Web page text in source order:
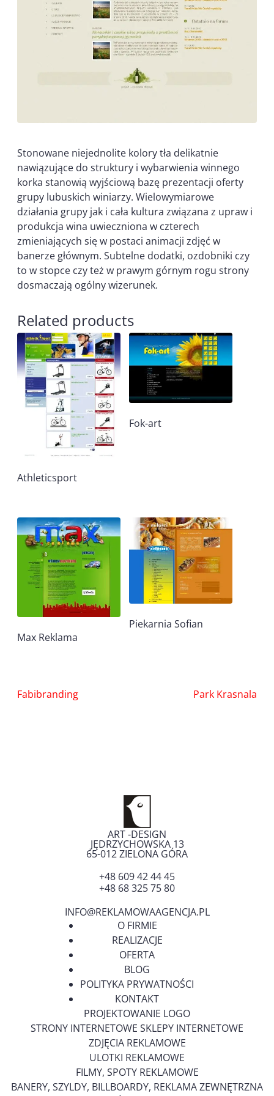
Stonowane niejednolite kolory tła delikatnie
nawiązujące do struktury i wybarwienia winnego
korka stanowią wyjściową bazę prezentacji oferty
grupy lubuskich winiarzy. Wielowymiarowe
działania grupy jak i cała kultura związana z upraw i
produkcja wina uwieczniona w czterech
zmieniających się w postaci animacji zdjęć w
banerze głównym. Subtelne dodatki, ozdobniki czy
to w stopce czy też w prawym górnym rogu strony
dosmaczają ogólny wizerunek.
Related products
Athleticsport
Fok-art
Max Reklama
Piekarnia Sofian
Nawigacja
Fabibranding Park Krasnala
ART -DESIGN
JĘDRZYCHOWSKA 13
65-012ZIELONA GÓRA
+48 609 42 44 45
+48 68 325 75 80
INFO@REKLAMOWAAGENCJA.PL
O FIRMIE
REALIZACJE
OFERTA
BLOG
POLITYKA PRYWATNOŚCI
KONTAKT
PROJEKTOWANIE LOGO
STRONY INTERNETOWE SKLEPY INTERNETOWE
ZDJĘCIA REKLAMOWE
ULOTKI REKLAMOWE
FILMY, SPOTY REKLAMOWE
BANERY, SZYLDY, BILLBOARDY, REKLAMA ZEWNĘTRZNA